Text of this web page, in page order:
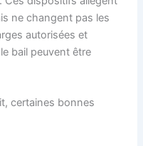
ne changent pas les
autorisées et
bail peuvent être
certaines bonnes